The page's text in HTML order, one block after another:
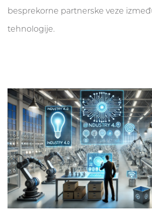
besprekorne partnerske veze
tehnologije.